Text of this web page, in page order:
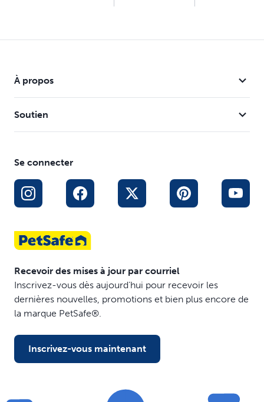
À propos
Soutien
Se connecter
Recevoir des mises à jour par courriel
Inscrivez-vous dès aujourd’hui pour recevoir les
dernières nouvelles, promotions et bien plus encore de
la marque PetSafe®.
Inscrivez-vous maintenant